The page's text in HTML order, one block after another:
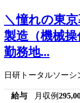
＼憧れの東
製造（機械
勤務地...
日研トータルソーシ
給与 月収例